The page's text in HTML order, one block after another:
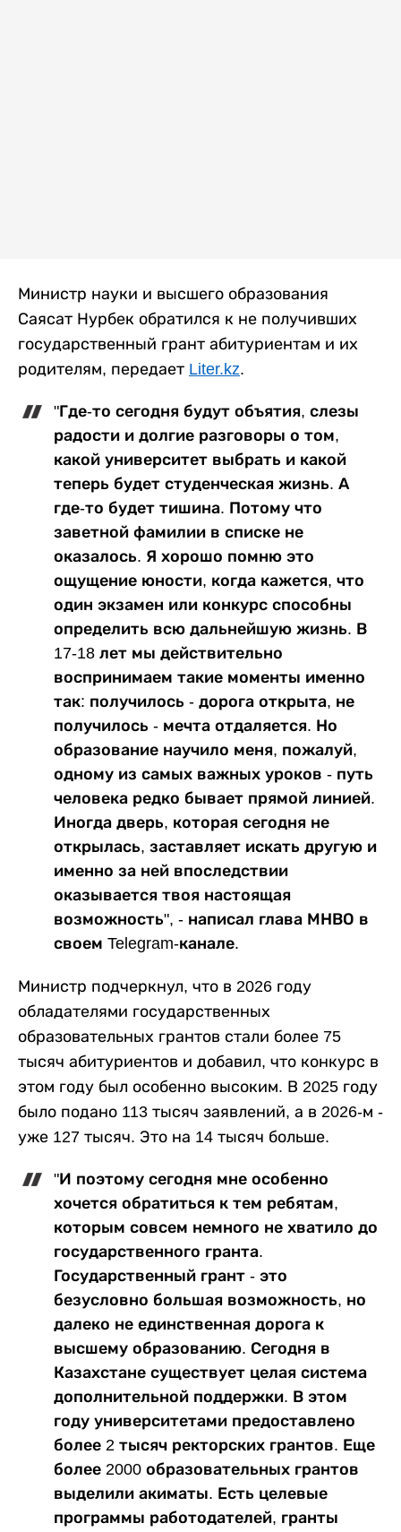
Министр науки и высшего образования
Саясат Нурбек обратился к не получивших
государственный грант абитуриентам и их
родителям, передает Liter.kz.
"Где-то сегодня будут объятия, слезы
радости и долгие разговоры о том,
какой университет выбрать и какой
теперь будет студенческая жизнь. А
где-то будет тишина. Потому что
заветной фамилии в списке не
оказалось. Я хорошо помню это
ощущение юности, когда кажется, что
один экзамен или конкурс способны
определить всю дальнейшую жизнь. В
17-18 лет мы действительно
воспринимаем такие моменты именно
так: получилось - дорога открыта, не
получилось - мечта отдаляется. Но
образование научило меня, пожалуй,
одному из самых важных уроков - путь
человека редко бывает прямой линией.
Иногда дверь, которая сегодня не
открылась, заставляет искать другую и
именно за ней впоследствии
оказывается твоя настоящая
возможность", - написал глава МНВО в
своем Telegram-канале.
Министр подчеркнул, что в 2026 году
обладателями государственных
образовательных грантов стали более 75
тысяч абитуриентов и добавил, что конкурс в
этом году был особенно высоким. В 2025 году
было подано 113 тысяч заявлений, а в 2026-м -
уже 127 тысяч. Это на 14 тысяч больше.
"И поэтому сегодня мне особенно
хочется обратиться к тем ребятам,
которым совсем немного не хватило до
государственного гранта.
Государственный грант - это
безусловно большая возможность, но
далеко не единственная дорога к
высшему образованию. Сегодня в
Казахстане существует целая система
дополнительной поддержки. В этом
году университетами предоставлено
более 2 тысяч ректорских грантов. Еще
более 2000 образовательных грантов
выделили акиматы. Есть целевые
программы работодателей, гранты